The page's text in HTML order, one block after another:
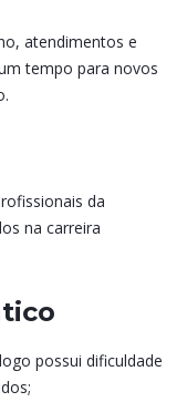
atendimentos e
tempo para novos
da
na carreira
possui dificuldade